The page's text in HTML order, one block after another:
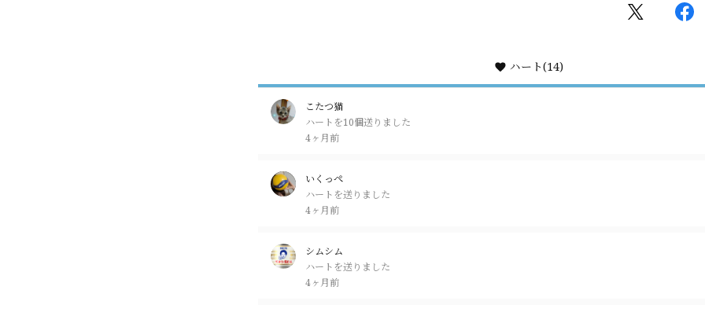
ハート(14)
こたつ猫
ハートを10個送りました
4ヶ月前
いくっぺ
ハートを送りました
4ヶ月前
シムシム
ハートを送りました
4ヶ月前